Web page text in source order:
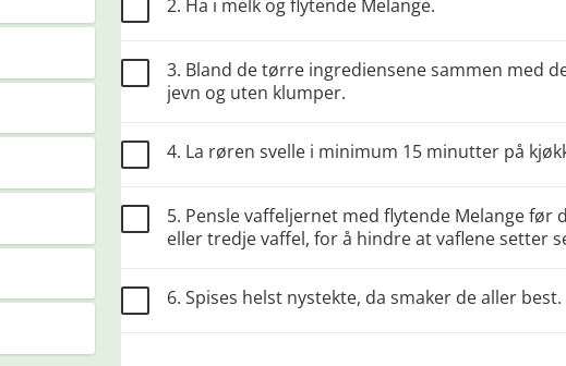
2. Ha i melk og flytende Melange.
3. Bland de tørre ingrediensene sammen med
jevn og uten klumper.
4. La røren svelle i minimum 15 minutter på
5. Pensle vaffeljernet med flytende Melange
eller tredje vaffel, for å hindre at vaflene setter
6. Spises helst nystekte, da smaker de aller best.